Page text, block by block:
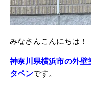
みなさんこんにちは！
神奈川県横浜市の外壁
タペンです。